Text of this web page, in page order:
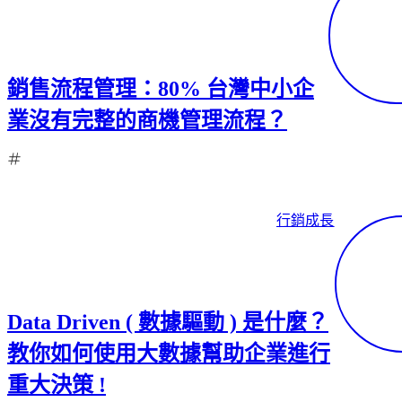
銷售流程管理：80% 台灣中小企
業沒有完整的商機管理流程？
行銷成長
Data Driven ( 數據驅動 ) 是什麼？
教你如何使用大數據幫助企業進行
重大決策 !